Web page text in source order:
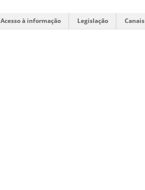
Acesso à informação Legislação Canais